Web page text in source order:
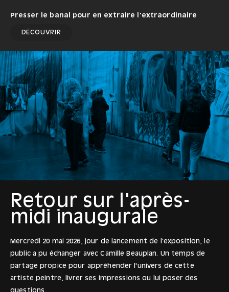
Presser le banal pour en extraire l'extraordinaire
DÉCOUVRIR
Retour sur l'après-
midi inaugurale
Mercredi 20 mai 2026, jour de lancement de l'exposition, le
public a pu échanger avec Camille Beauplan. Un temps de
partage propice pour appréhender l'univers de cette
artiste peintre, livrer ses impressions ou lui poser des
questions.